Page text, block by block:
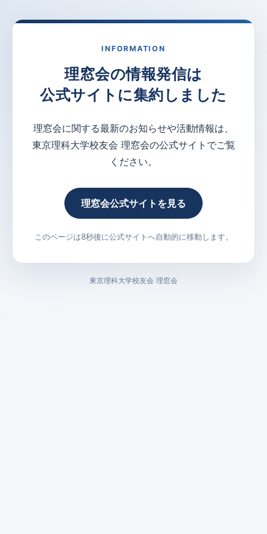
INFORMATION
理窓会の情報発信は
公式サイトに集約しました
理窓会に関する最新のお知らせや活動情報は、
東京理科大学校友会 理窓会の公式サイトでご覧
ください。
理窓会公式サイトを見る
このページは8秒後に公式サイトへ自動的に移動します。
東京理科大学校友会 理窓会